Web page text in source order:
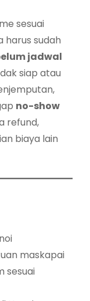
sesuai
harus sudah
jadwal
siap atau
no-show
refund,
biaya lain
maskapai
sesuai